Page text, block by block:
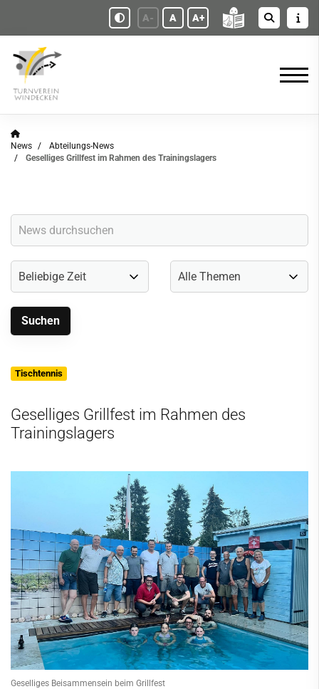
A- A A+
News
Abteilungs-News
Geselliges Grillfest im Rahmen des Trainingslagers
Tischtennis
Geselliges Grillfest im Rahmen des
Trainingslagers
Geselliges Beisammensein beim Grillfest